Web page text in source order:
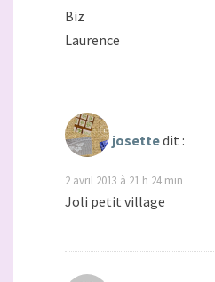
Biz
Laurence
josettedit :
2 avril 2013 à 21 h 24 min
Joli petit village